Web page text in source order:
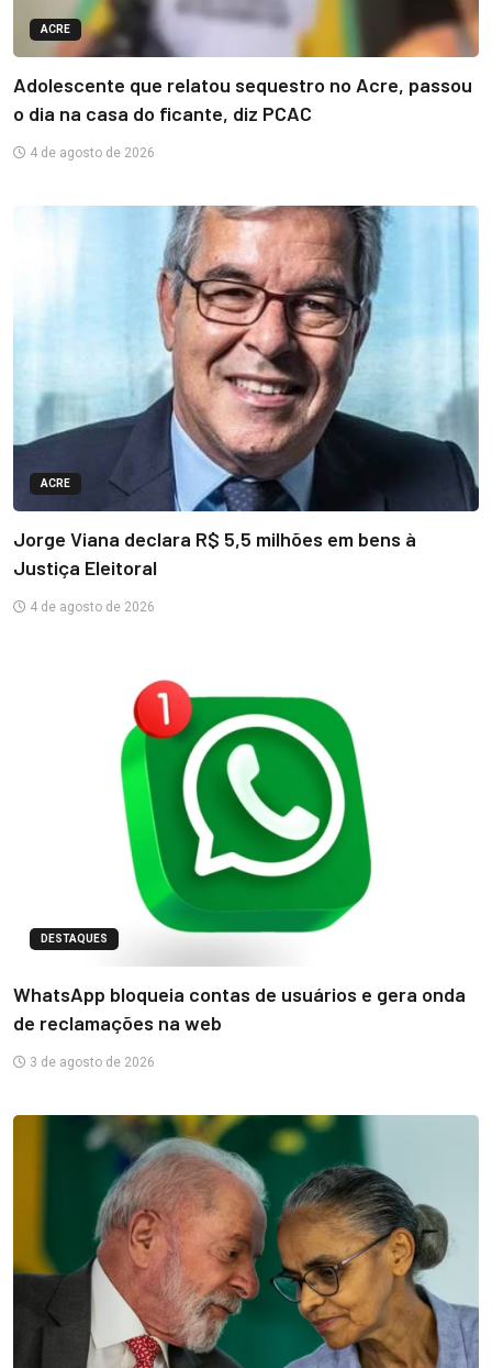
ACRE
Adolescente que relatou sequestro no Acre, passou
o dia na casa do ficante, diz PCAC
4 de agosto de 2026
ACRE
Jorge Viana declara R$ 5,5 milhões em bens à
Justiça Eleitoral
4 de agosto de 2026
DESTAQUES
WhatsApp bloqueia contas de usuários e gera onda
de reclamações na web
3 de agosto de 2026